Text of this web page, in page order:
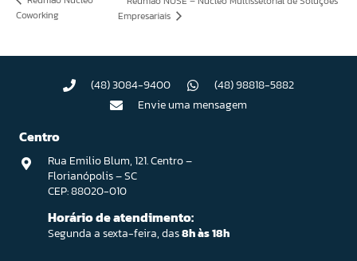
Coworking
Empresariais
(48) 3084-9400
(48) 98818-5882
Envie uma mensagem
Centro
Rua Emilio Blum, 121. Centro –
Florianópolis – SC
CEP: 88020-010
Horário de atendimento:
Segunda a sexta-feira, das8h às 18h